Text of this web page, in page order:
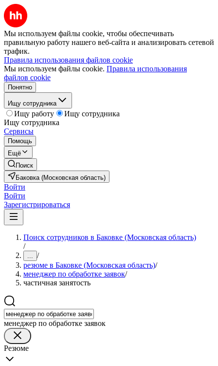
Мы используем файлы cookie, чтобы обеспечивать
правильную работу нашего веб-сайта и анализировать сетевой
трафик.
Правила использования файлов cookie
Мы используем файлы cookie. Правила использования
файлов cookie
Понятно
Ищу сотрудника
Ищу работу
Ищу сотрудника
Ищу сотрудника
Сервисы
Помощь
Ещё
Поиск
Баковка (Московская область)
Войти
Войти
Зарегистрироваться
Поиск сотрудников в Баковке (Московская область)
/
... /
резюме в Баковке (Московская область)/
менеджер по обработке заявок/
частичная занятость
менеджер по обработке заявок
Резюме